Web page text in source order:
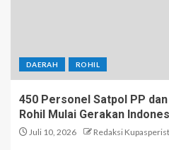
DAERAH ROHIL
450 Personel Satpol PP
Rohil Mulai Gerakan
Juli 10, 2026 Redaksi